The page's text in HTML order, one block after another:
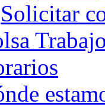
Solicitar